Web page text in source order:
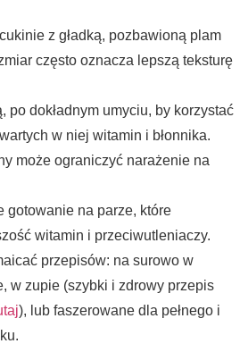
z gładką, pozbawioną plam
często oznacza lepszą teksturę
po dokładnym umyciu, by korzystać
w niej witamin i błonnika.
może ograniczyć narażenie na
gotowanie na parze, które
witamin i przeciwutleniaczy.
przepisów: na surowo w
w zupie (szybki i zdrowy przepis
), lub faszerowane dla pełnego i